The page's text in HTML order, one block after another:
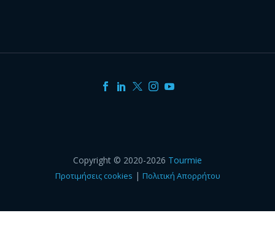
Copyright © 2020-2026 Tourmie
Προτιμήσεις cookies | Πολιτική Απορρήτου